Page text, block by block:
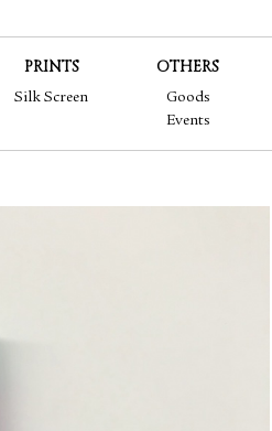
AKIO NAGASAWA
PRINTS
Silk Screen
OTHERS
Goods
Events